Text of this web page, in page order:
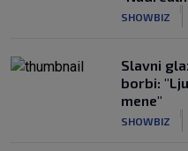
SHOWBIZ
Slavni
borbi:
mene"
SHOWBIZ